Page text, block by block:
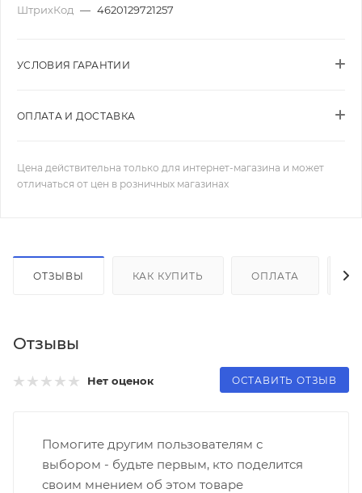
ШтрихКод — 4620129721257
УСЛОВИЯ ГАРАНТИИ
ОПЛАТА И ДОСТАВКА
Цена действительна только для интернет-магазина и может
отличаться от цен в розничных магазинах
ОТЗЫВЫ КАК КУПИТЬ ОПЛАТА
Отзывы
Нет оценок ОСТАВИТЬ ОТЗЫВ
Помогите другим пользователям с
выбором - будьте первым, кто поделится
своим мнением об этом товаре